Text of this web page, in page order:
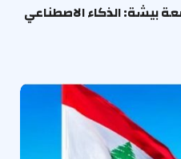
بيشة: الذكاء الاصطناعي